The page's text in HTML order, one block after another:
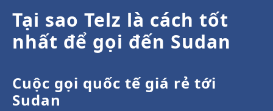
Tại sao Telz là cách tốt
nhất để gọi đến Sudan
Cuộc gọi quốc tế giá rẻ tới
Sudan